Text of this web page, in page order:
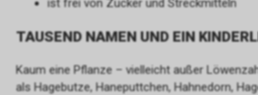
ist frei von Zucker und Streckmitteln
TAUSEND NAMEN UND EIN
Kaum eine Pflanze – vielleicht außer
als Hagebutze, Haneputtchen, Hahnedorn,